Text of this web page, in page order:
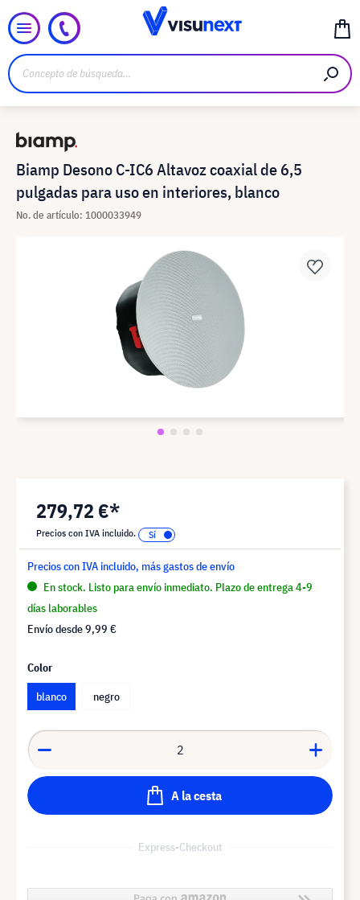
Biamp Desono C-IC6 Altavoz coaxial de 6,5
pulgadas para uso en interiores, blanco
No. de artículo: 1000033949
279,72 €*
Precios con IVA incluido.
Precios con IVA incluido, más gastos de envío
En stock. Listo para envío inmediato. Plazo de entrega 4-9
días laborables
Envío desde9,99 €
Color
blanco
negro
A la cesta
Express-Checkout